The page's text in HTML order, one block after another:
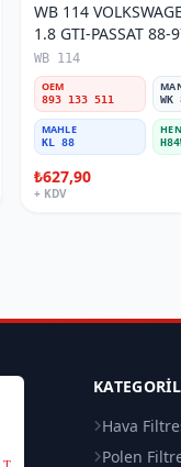
WB 114
1.8 GTI-PASSAT 88-97
133 511 Yakıt/
WB 114
OEM
893 133 511 WK
MAHLE
KL 88
₺627,90
+ KDV
Hava
Polen